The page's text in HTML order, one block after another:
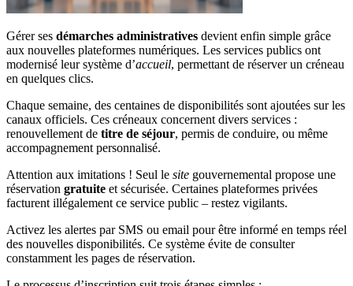
Gérer ses démarches administratives devient enfin simple grâce
aux nouvelles plateformes numériques. Les services publics ont
modernisé leur système d’accueil, permettant de réserver un créneau
en quelques clics.
Chaque semaine, des centaines de disponibilités sont ajoutées sur les
canaux officiels. Ces créneaux concernent divers services :
renouvellement de titre de séjour, permis de conduire, ou même
accompagnement personnalisé.
Attention aux imitations ! Seul le site gouvernemental propose une
réservation gratuite et sécurisée. Certaines plateformes privées
facturent illégalement ce service public – restez vigilants.
Activez les alertes par SMS ou email pour être informé en temps réel
des nouvelles disponibilités. Ce système évite de consulter
constamment les pages de réservation.